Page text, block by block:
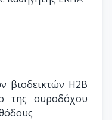
βιοδεικτών H2B
της ουροδόχου